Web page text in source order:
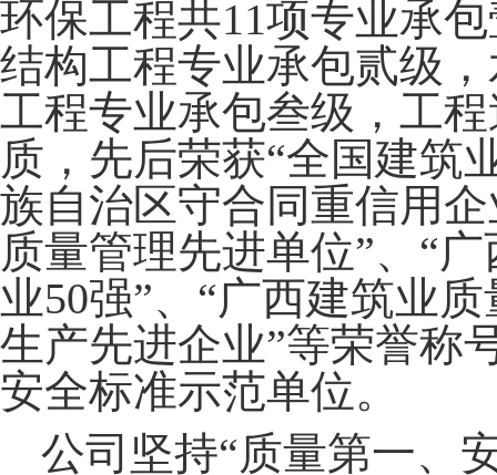
环保工程共11项专业承
结构工程专业承包贰级
工程专业承包叁级，工
质，先后荣获“全国建筑
族自治区守合同重信用
质量管理先进单位”、“
业50强”、“广西建筑业
生产先进企业”等荣誉称
安全标准示范单位。
公司坚持“质量第一、